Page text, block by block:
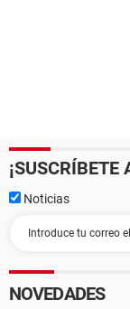
¡SUSCRÍBETE
Noticias
NOVEDADES